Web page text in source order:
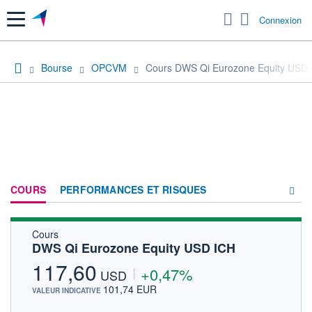
Menu Connexion
Bourse OPCVM Cours DWS Qi Eurozone Equity USD
COURS PERFORMANCES ET RISQUES
FORUM
Cours
DWS Qi Eurozone Equity USD ICH
117,60 USD +0,47%
VALEUR INDICATIVE 101,74 EUR